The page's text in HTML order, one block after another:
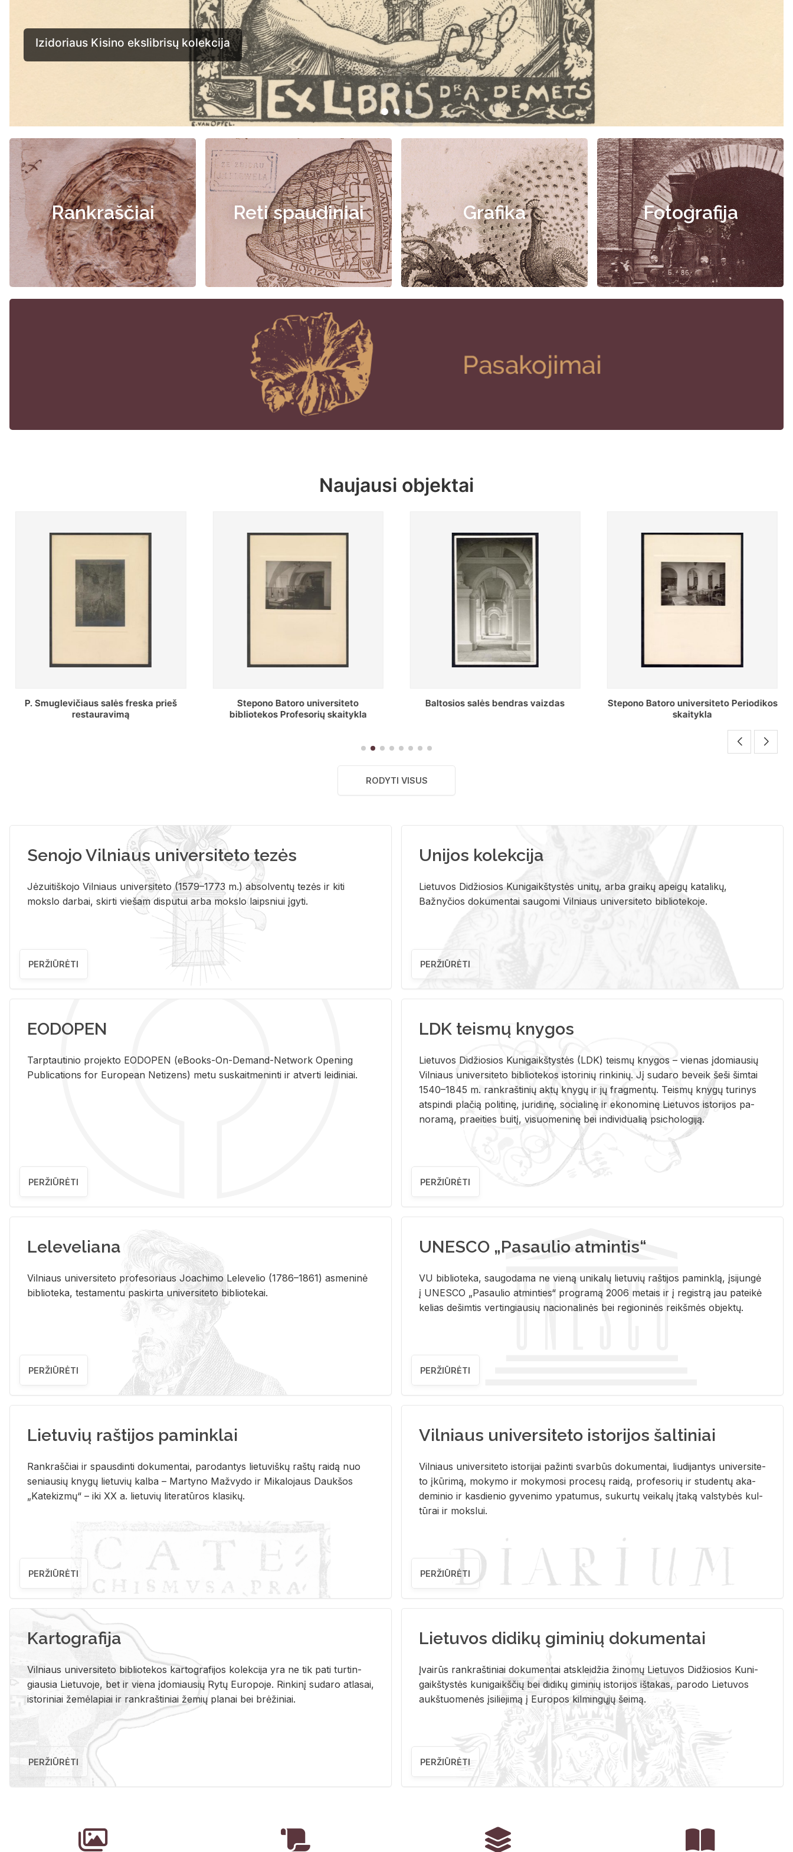
Rankraščiai Reti spaudiniai Grafika Fotografija
Naujausi objektai
Stepono Batoro universiteto
bibliotekos Profesorių skaitykla
Baltosios salės bendras vaizdas
Stepono Batoro universiteto Periodikos
Periodikos skaitykla Stepono Batoro
universiteto bibliotekoje
RODYTI VISUS
Senojo Vilniaus universiteto tezės
Jėzuitiškojo Vilniaus universiteto (1579–1773 m.) absolventų tezės ir kiti
mokslo darbai, skirti viešam disputui arba mokslo laipsniui įgyti.
PERŽIŪRĖTI
Unijos kolekcija
Lietuvos Didžiosios Kunigaikštystės unitų, arba graikų apeigų katalikų,
Bažnyčios dokumentai saugomi Vilniaus universiteto bibliotekoje.
PERŽIŪRĖTI
EODOPEN
Tarp­tau­ti­nio pro­jek­to EO­DO­PEN (eBo­oks-On-De­mand-Ne­twork Ope­ning
Pub­li­ca­tions for Eu­ro­pe­an Ne­ti­zens) metu su­skait­me­nin­ti ir at­ver­ti lei­di­niai.
PERŽIŪRĖTI
LDK teismų knygos
Lie­tu­vos Di­džio­sios Ku­ni­gaikš­tys­tės (LDK) teis­mų kny­gos – vie­nas įdo­miau­sių
Vil­niaus uni­ver­si­te­to bi­b­lio­te­kos is­to­ri­nių rin­ki­nių. Jį su­da­ro be­veik šeši šim­tai
1540–1845 m. rank­raš­ti­nių aktų kny­gų ir jų frag­men­tų. Teis­mų kny­gų tu­ri­nys
at­spin­di pla­čią po­li­ti­nę, ju­ri­di­nę, so­cia­li­nę ir eko­no­mi­nę Lie­tu­vos is­to­ri­jos pa­
no­ra­mą, pra­ei­ties bui­tį, vi­suo­me­ni­nę bei in­di­vi­dua­lią psi­cho­lo­gi­ją.
PERŽIŪRĖTI
Leleveliana
Vil­niaus uni­ver­si­te­to pro­fe­so­riaus Jo­a­chi­mo Le­le­ve­lio (1786–1861) as­me­ni­nė
bi­b­lio­te­ka, te­sta­men­tu pa­skir­ta uni­ver­si­te­to bi­b­lio­te­kai.
PERŽIŪRĖTI
UNESCO „Pasaulio atmintis“
VU biblioteka, saugodama ne vieną unikalų lietuvių raštijos paminklą, įsijungė
į UNESCO „Pasaulio atminties“ programą 2006 metais ir į registrą jau pateikė
kelias dešimtis vertingiausių nacionalinės bei regioninės reikšmės objektų.
PERŽIŪRĖTI
Lietuvių raštijos paminklai
Rank­raš­čiai ir spaus­din­ti do­ku­men­tai, pa­ro­dan­tys lie­tu­viš­kų raš­tų rai­dą nuo
se­niau­sių kny­gų lie­tu­vių kal­ba – Mar­ty­no Ma­žvy­do ir Mi­ka­lo­jaus Dauk­šos
„Ka­te­kiz­mų“ – iki XX a. lie­tu­vių li­te­ra­tū­ros kla­si­kų.
PERŽIŪRĖTI
Vilniaus universiteto istorijos šaltiniai
Vil­niaus uni­ver­si­te­to is­to­ri­jai pa­žin­ti svar­būs do­ku­men­tai, liu­di­jan­tys uni­ver­si­te­
to įkū­ri­mą, mo­ky­mo ir mo­ky­mo­si pro­ce­sų rai­dą, pro­fe­so­rių ir stu­den­tų aka­
de­mi­nio ir kas­die­nio gy­ve­ni­mo ypa­tu­mus, su­kur­tų vei­ka­lų įta­ką vals­ty­bės kul­
tū­rai ir moks­lui.
PERŽIŪRĖTI
Kartografija
Vil­niaus uni­ver­si­te­to bi­b­lio­te­kos kar­to­gra­fi­jos ko­lek­ci­ja yra ne tik pati tur­tin­
giau­sia Lie­tu­vo­je, bet ir vie­na įdo­miau­sių Rytų Eu­ro­po­je. Rin­ki­nį su­da­ro at­la­sai,
is­to­ri­niai že­mė­la­piai ir rank­raš­ti­niai že­mių pla­nai bei brė­ži­niai.
PERŽIŪRĖTI
Lietuvos didikų giminių dokumentai
Įvai­rūs rank­raš­ti­niai do­ku­men­tai at­sklei­džia ži­no­mų Lie­tu­vos Di­džio­sios Ku­ni­
gaikš­tys­tės ku­ni­gaikš­čių bei di­di­kų gi­mi­nių is­to­ri­jos iš­ta­kas, pa­ro­do Lie­tu­vos
aukš­tuo­me­nės įsi­lie­ji­mą į Eu­ro­pos kil­min­gų­jų šei­mą.
PERŽIŪRĖTI